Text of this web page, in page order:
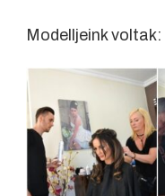
Modelljeink voltak: